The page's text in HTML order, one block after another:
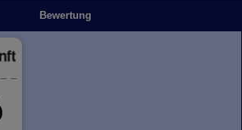
Bewertung